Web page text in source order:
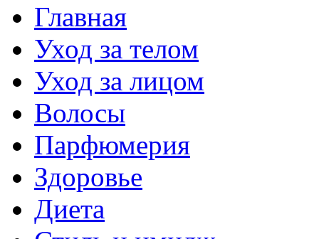
Главная
Уход за телом
Уход за лицом
Волосы
Парфюмерия
Здоровье
Диета